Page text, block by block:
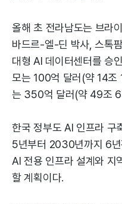
올해 초 전라남도는 브라
바드르-엘-딘 박사, 스톡
대형 AI 데이터센터를 승
모는 100억 달러(약 14조
는 350억 달러(약 49조
한국 정부도 AI 인프라 구
5년부터 2030년까지 6
AI 전용 인프라 설계와 지
할 계획이다.